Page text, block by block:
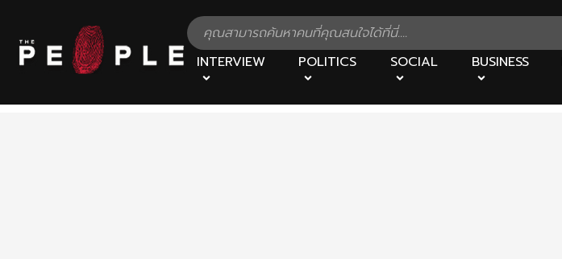
INTERVIEW POLITICS SOCIAL BUSINESS